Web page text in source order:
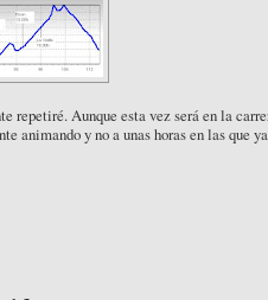
repetiré. Aunque esta vez será en la
animando y no a unas horas en las que